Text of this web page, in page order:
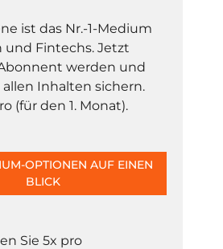
ist das Nr.-1-Medium
und Fintechs. Jetzt
werden und
Inhalten sichern.
(für den 1. Monat).
OPTIONEN AUF EINEN
BLICK
Sie 5x pro